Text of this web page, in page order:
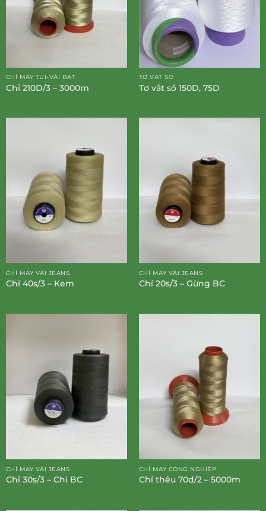
CHỈ MAY TÚI-VẢI BẠT
Chỉ 210D/3 – 3000m
TƠ VẮT SỔ
Tơ vắt sổ 150D, 75D
CHỈ MAY VẢI JEANS
Chỉ 40s/3 – Kem
CHỈ MAY VẢI JEANS
Chỉ 20s/3 – Gừng BC
CHỈ MAY VẢI JEANS
Chỉ 30s/3 – Chì BC
CHỈ MAY CÔNG NGHIỆP
Chỉ thêu 70d/2 – 5000m